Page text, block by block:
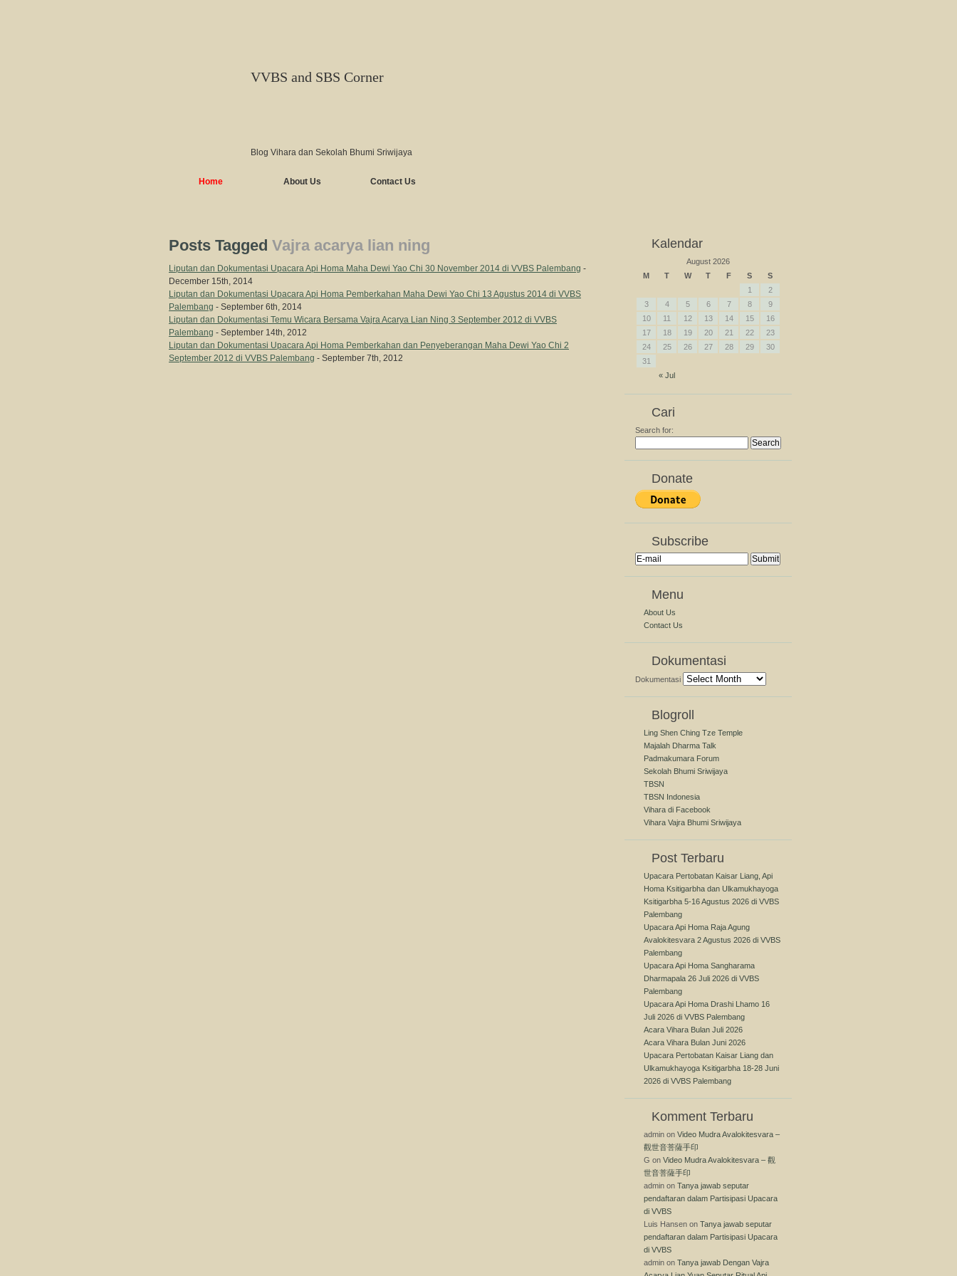
VVBS and SBS Corner
Blog Vihara dan Sekolah Bhumi Sriwijaya
Home About Us Contact Us
Posts Tagged Vajra acarya lian ning
Liputan dan Dokumentasi Upacara Api Homa Maha Dewi Yao Chi 30 November 2014 di VVBS Palembang -
December 15th, 2014
Liputan dan Dokumentasi Upacara Api Homa Pemberkahan Maha Dewi Yao Chi 13 Agustus 2014 di VVBS
Palembang - September 6th, 2014
Liputan dan Dokumentasi Temu Wicara Bersama Vajra Acarya Lian Ning 3 September 2012 di VVBS
Palembang - September 14th, 2012
Liputan dan Dokumentasi Upacara Api Homa Pemberkahan dan Penyeberangan Maha Dewi Yao Chi 2
September 2012 di VVBS Palembang - September 7th, 2012
Kalendar
August 2026
M
T W T F S S
« Jul
1
2
3
4 5 6 7 8
9
10
11 12 13 14 15
16
17
18 19 20 21 22
23
24
25 26 27 28 29
30
31
Cari
Search for:
Donate
Subscribe
Menu
About Us
Contact Us
Dokumentasi
Dokumentasi
Blogroll
Ling Shen Ching Tze Temple
Majalah Dharma Talk
Padmakumara Forum
Sekolah Bhumi Sriwijaya
TBSN
TBSN Indonesia
Vihara di Facebook
Vihara Vajra Bhumi Sriwijaya
Post Terbaru
Upacara Pertobatan Kaisar Liang, Api
Homa Ksitigarbha dan Ulkamukhayoga
Ksitigarbha 5-16 Agustus 2026 di VVBS
Palembang
Upacara Api Homa Raja Agung
Avalokitesvara 2 Agustus 2026 di VVBS
Palembang
Upacara Api Homa Sangharama
Dharmapala 26 Juli 2026 di VVBS
Palembang
Upacara Api Homa Drashi Lhamo 16
Juli 2026 di VVBS Palembang
Acara Vihara Bulan Juli 2026
Acara Vihara Bulan Juni 2026
Upacara Pertobatan Kaisar Liang dan
Ulkamukhayoga Ksitigarbha 18-28 Juni
2026 di VVBS Palembang
Komment Terbaru
admin on Video Mudra Avalokitesvara –
觀世音菩薩手印
G on Video Mudra Avalokitesvara – 觀
世音菩薩手印
admin on Tanya jawab seputar
pendaftaran dalam Partisipasi Upacara
di VVBS
Luis Hansen on Tanya jawab seputar
pendaftaran dalam Partisipasi Upacara
di VVBS
admin on Tanya jawab Dengan Vajra